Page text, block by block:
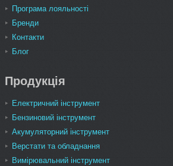
Програма лояльності
Бренди
Контакти
Блог
Продукція
Електричний інструмент
Бензиновий інструмент
Акумуляторний інструмент
Верстати та обладнання
Вимірювальний інструмент